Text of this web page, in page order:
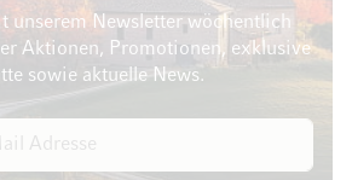
unserem Newsletter wöchentlich
Aktionen, Promotionen, exklusive
sowie aktuelle News.